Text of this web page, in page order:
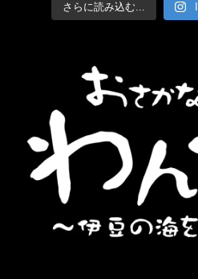
さらに読み込む...